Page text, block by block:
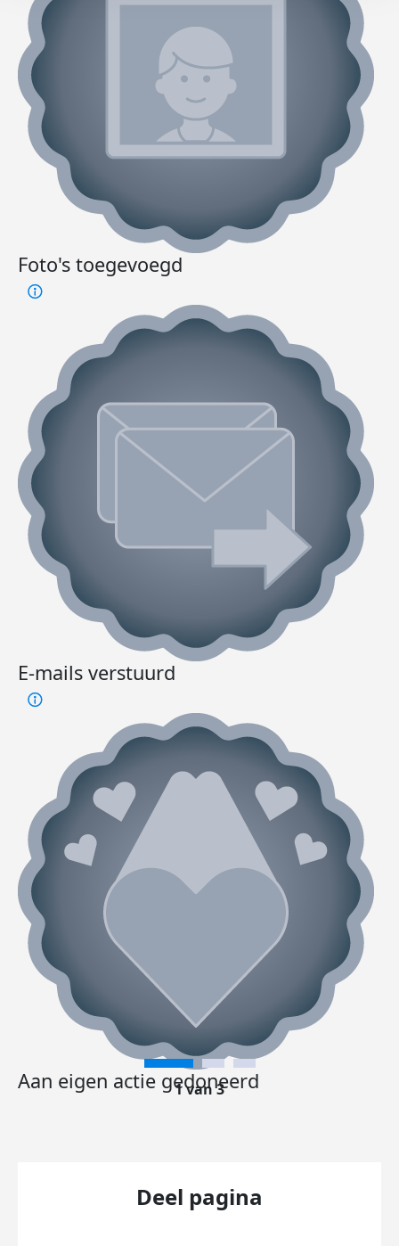
Foto's toegevoegd
E-mails verstuurd
Aan eigen actie gedoneerd
1 van 3
Deel pagina